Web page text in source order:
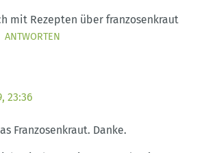
mit Rezepten über franzosenkraut
ANTWORTEN
23:36
Franzosenkraut. Danke.